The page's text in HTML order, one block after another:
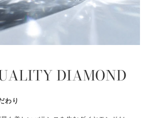
DIAMOND
わり